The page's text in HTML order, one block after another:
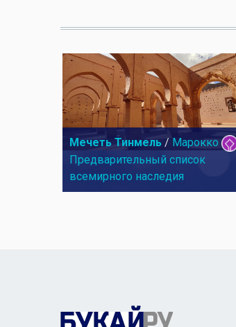
Мечеть Тинмель / Марокко
Предварительный список
всемирного наследия